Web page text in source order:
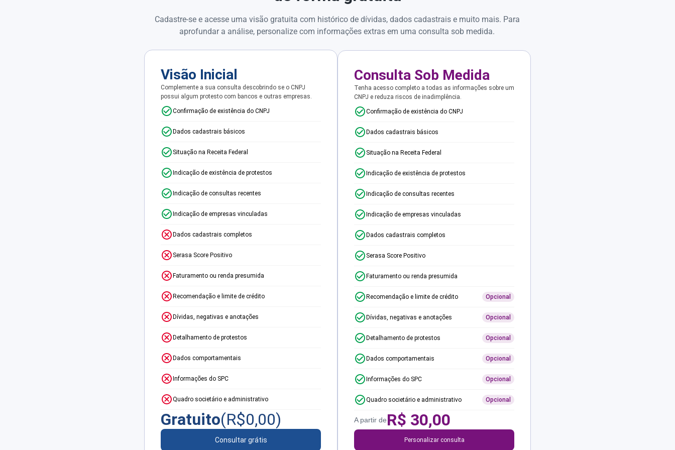
Cadastre-se e acesse uma visão gratuita com histórico de dívidas, dados cadastrais e muito mais. Para
aprofundar a análise, personalize com informações extras em uma consulta sob medida.
Visão Inicial
Complemente a sua consulta descobrindo se o CNPJ
possui algum protesto com bancos e outras empresas.
Confirmação de existência do CNPJ
Dados cadastrais básicos
Situação na Receita Federal
Indicação de existência de protestos
Indicação de consultas recentes
Indicação de empresas vinculadas
Dados cadastrais completos
Serasa Score Positivo
Faturamento ou renda presumida
Recomendação e limite de crédito
Dívidas, negativas e anotações
Detalhamento de protestos
Dados comportamentais
Informações do SPC
Quadro societário e administrativo
Gratuito(R$0,00)
Consultar grátis
Consulta Sob Medida
Tenha acesso completo a todas as informações sobre um
CNPJ e reduza riscos de inadimplência.
Confirmação de existência do CNPJ
Dados cadastrais básicos
Situação na Receita Federal
Indicação de existência de protestos
Indicação de consultas recentes
Indicação de empresas vinculadas
Dados cadastrais completos
Serasa Score Positivo
Faturamento ou renda presumida
Recomendação e limite de crédito Opcional
Dívidas, negativas e anotações Opcional
Detalhamento de protestos Opcional
Dados comportamentais Opcional
Informações do SPC Opcional
Quadro societário e administrativo Opcional
A partir deR$ 30,00
Personalizar consulta